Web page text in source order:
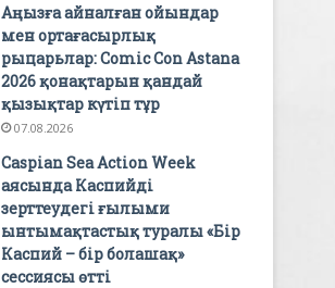
Аңызға айналған ойындар
мен ортағасырлық
рыцарьлар: Comic Con Astana
2026 қонақтарын қандай
қызықтар күтіп тұр
07.08.2026
Caspian Sea Action Week
аясында Каспийді
зерттеудегі ғылыми
ынтымақтастық туралы «Бір
Каспий – бір болашақ»
сессиясы өтті